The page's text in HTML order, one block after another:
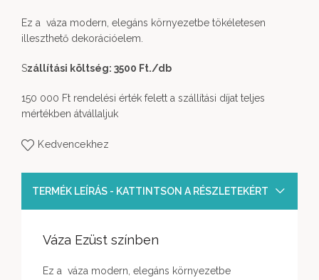
Ez a váza modern, elegáns környezetbe tökéletesen
illeszthető dekorációelem.
Szállítási költség: 3500 Ft./db
150 000 Ft rendelési érték felett a szállítási díjat teljes
mértékben átvállaljuk
Kedvencekhez
TERMÉK LEÍRÁS - KATTINTSON A RÉSZLETEKÉRT
Váza Ezüst színben
Ez a váza modern, elegáns környezetbe